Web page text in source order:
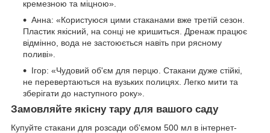
кремезною та міцною».
Анна: «Користуюся цими стаканами вже третій сезон.
Пластик якісний, на сонці не кришиться. Дренаж працює
відмінно, вода не застоюється навіть при рясному
поливі».
Ігор: «Чудовий об'єм для перцю. Стакани дуже стійкі,
не перевертаються на вузьких полицях. Легко мити та
зберігати до наступного року».
Замовляйте якісну тару для вашого саду
Купуйте стакани для розсади об'ємом 500 мл в інтернет-